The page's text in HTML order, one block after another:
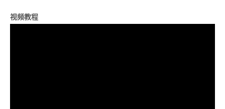
视频教程